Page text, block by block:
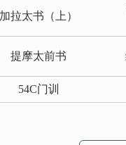
加拉太书（上）
提摩太前书
54C门训